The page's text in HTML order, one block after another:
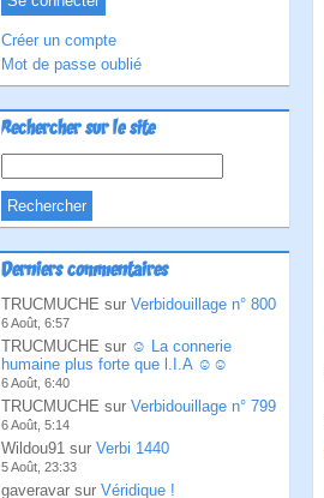
Créer un compte
Mot de passe oublié
Rechercher sur le site
Derniers commentaires
TRUCMUCHE sur Verbidouillage n° 800
6 Août, 6:57
TRUCMUCHE sur ☺ La connerie
humaine plus forte que l.I.A ☺☺
6 Août, 6:40
TRUCMUCHE sur Verbidouillage n° 799
6 Août, 5:14
Wildou91 sur Verbi 1440
5 Août, 23:33
gaveravar sur Véridique !